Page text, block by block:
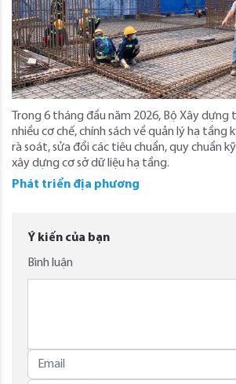
Trong 6 tháng đầu năm 2026, Bộ Xây
nhiều cơ chế, chính sách về quản lý hạ
rà soát, sửa đổi các tiêu chuẩn, quy chuẩn
xây dựng cơ sở dữ liệu hạ tầng.
Phát triển địa phương
Ý kiến của bạn
Bình luận